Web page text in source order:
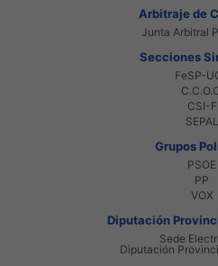
Arbitraje de
Junta Arbitral
Secciones
FeSP-
CSI-F
SEPAL
Grupos
PSOE
PP
VOX
Diputación
Sede
Diputación